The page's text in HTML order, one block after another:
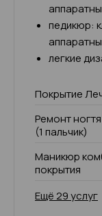
педикюр:
легкие
Покрытие
Ремонт
(1 пальчик)
Маникюр
покрытия
Ещё 29 услуг